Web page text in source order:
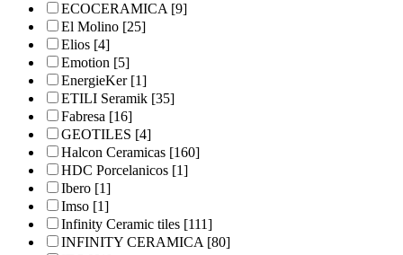
ECOCERAMICA[9]
El Molino [25]
Elios [4]
Emotion [5]
EnergieKer[1]
ETILI Seramik [35]
Fabresa [16]
GEOTILES [4]
Halcon Ceramicas [160]
HDC Porcelanicos [1]
Ibero [1]
Imso [1]
Infinity Ceramic tiles [111]
INFINITY CERAMICA[80]